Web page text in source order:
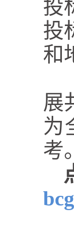
投
投
和
展
为
考。